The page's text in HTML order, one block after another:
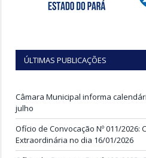
ÚLTIMAS PUBLICAÇÕES
Câmara Municipal informa
julho
Ofício de Convocação Nº 011/
Extraordinária no dia 16/01/2026